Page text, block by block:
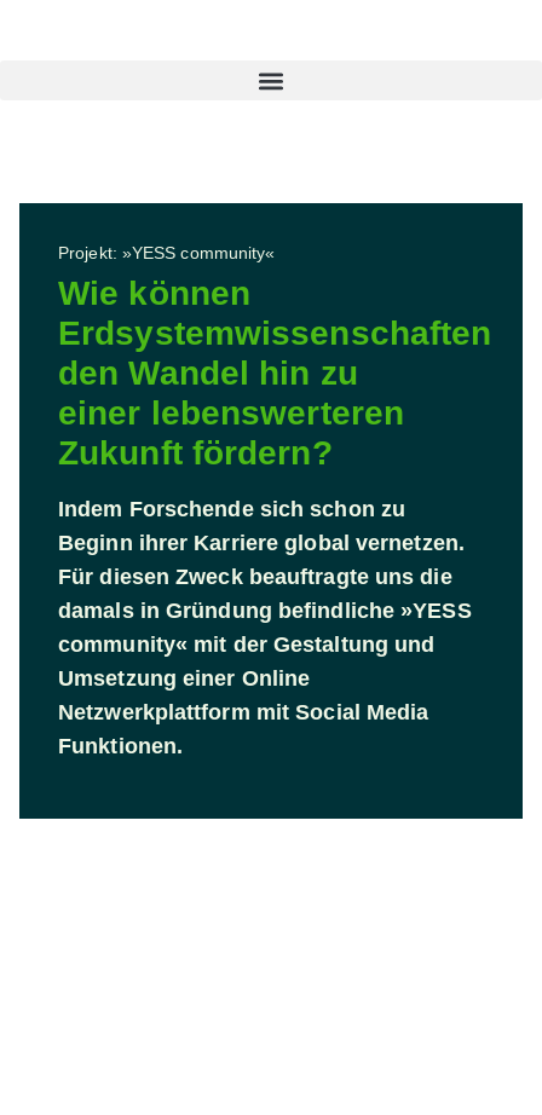
Projekt: »YESS community«
Wie können
Erdsystemwissenschaften
den Wandel hin zu
einer lebenswerteren
Zukunft fördern?
Indem Forschende sich schon zu
Beginn ihrer Karriere global vernetzen.
Für diesen Zweck beauftragte uns die
damals in Gründung befindliche »YESS
community« mit der Gestaltung und
Umsetzung einer Online
Netzwerkplattform mit Social Media
Funktionen.